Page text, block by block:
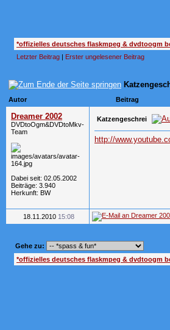
*offizielles deutsches flaskmpeg & dvdtoogm
Letzter Beitrag | Erster ungelesener Beitrag
Autor Beitrag
Dreamer 2002
DVDtoOgm&DVDtoMkv-
Team
Dabei seit: 02.05.2002
Beiträge: 3.940
Herkunft: BW
Katzengeschrei
http://
18.11.2010 15:08
Gehe zu:
*offizielles deutsches flaskmpeg & dvdtoogm